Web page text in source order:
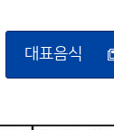
대표음식